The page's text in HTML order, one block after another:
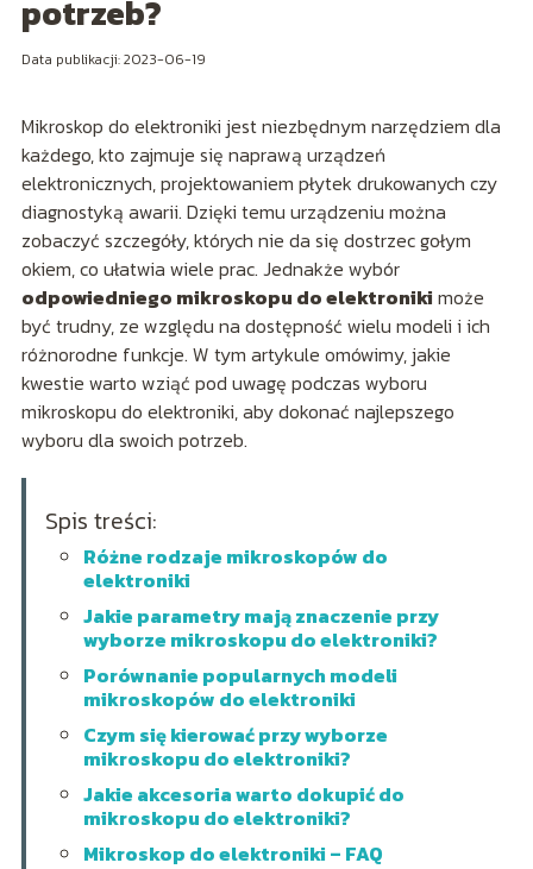
potrzeb?
Data publikacji: 2023-06-19
Mikroskop do elektroniki jest niezbędnym narzędziem dla
każdego, kto zajmuje się naprawą urządzeń
elektronicznych, projektowaniem płytek drukowanych czy
diagnostyką awarii. Dzięki temu urządzeniu można
zobaczyć szczegóły, których nie da się dostrzec gołym
okiem, co ułatwia wiele prac. Jednakże wybór
odpowiedniego mikroskopu do elektroniki może
być trudny, ze względu na dostępność wielu modeli i ich
różnorodne funkcje. W tym artykule omówimy, jakie
kwestie warto wziąć pod uwagę podczas wyboru
mikroskopu do elektroniki, aby dokonać najlepszego
wyboru dla swoich potrzeb.
Spis treści:
Różne rodzaje mikroskopów do
elektroniki
Jakie parametry mają znaczenie przy
wyborze mikroskopu do elektroniki?
Porównanie popularnych modeli
mikroskopów do elektroniki
Czym się kierować przy wyborze
mikroskopu do elektroniki?
Jakie akcesoria warto dokupić do
mikroskopu do elektroniki?
Mikroskop do elektroniki – FAQ